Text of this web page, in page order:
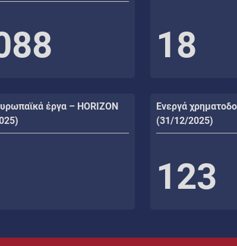
18
έργα – HORIZON
Ενεργά
(31/12/2025)
123